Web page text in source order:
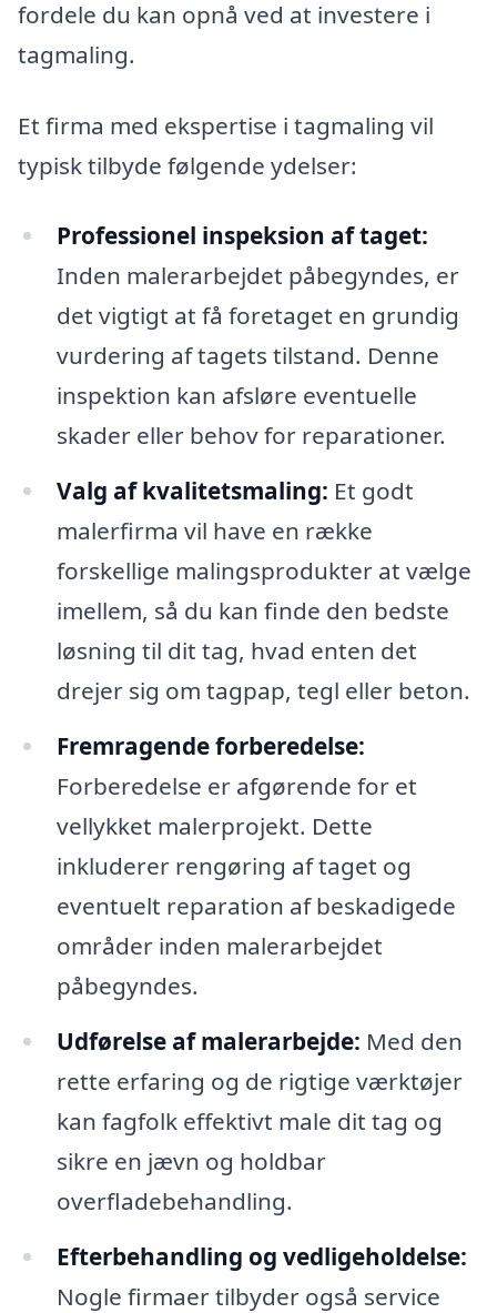
fordele du kan opnå ved at investere i
tagmaling.
Et firma med ekspertise i tagmaling vil
typisk tilbyde følgende ydelser:
Professionel inspeksion af taget:
Inden malerarbejdet påbegyndes, er
det vigtigt at få foretaget en grundig
vurdering af tagets tilstand. Denne
inspektion kan afsløre eventuelle
skader eller behov for reparationer.
Valg af kvalitetsmaling: Et godt
malerfirma vil have en række
forskellige malingsprodukter at vælge
imellem, så du kan finde den bedste
løsning til dit tag, hvad enten det
drejer sig om tagpap, tegl eller beton.
Fremragende forberedelse:
Forberedelse er afgørende for et
vellykket malerprojekt. Dette
inkluderer rengøring af taget og
eventuelt reparation af beskadigede
områder inden malerarbejdet
påbegyndes.
Udførelse af malerarbejde: Med den
rette erfaring og de rigtige værktøjer
kan fagfolk effektivt male dit tag og
sikre en jævn og holdbar
overfladebehandling.
Efterbehandling og vedligeholdelse:
Nogle firmaer tilbyder også service